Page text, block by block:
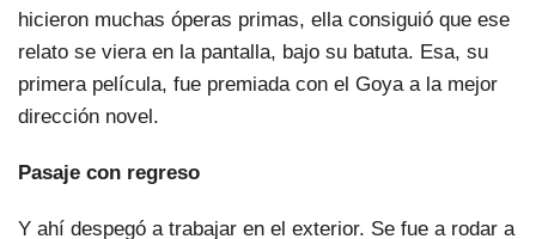
hicieron muchas óperas primas, ella consiguió que ese
relato se viera en la pantalla, bajo su batuta. Esa, su
primera película, fue premiada con el Goya a la mejor
dirección novel.
Pasaje con regreso
Y ahí despegó a trabajar en el exterior. Se fue a rodar a